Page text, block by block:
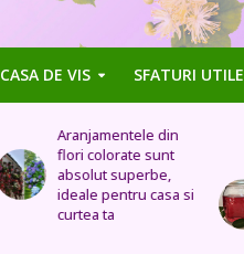
CASA DE VIS SFATURI UTILE
Uleiul de trandafir
tratează stomacul,
bolile organelor
genitale feminine,
insomnia, durerile de